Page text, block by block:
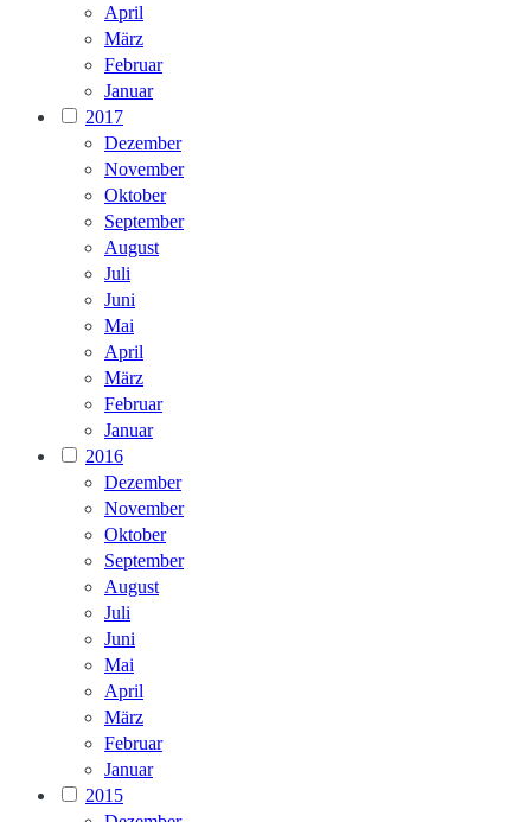
April
März
Februar
Januar
2017
Dezember
November
Oktober
September
August
Juli
Juni
Mai
April
März
Februar
Januar
2016
Dezember
November
Oktober
September
August
Juli
Juni
Mai
April
März
Februar
Januar
2015